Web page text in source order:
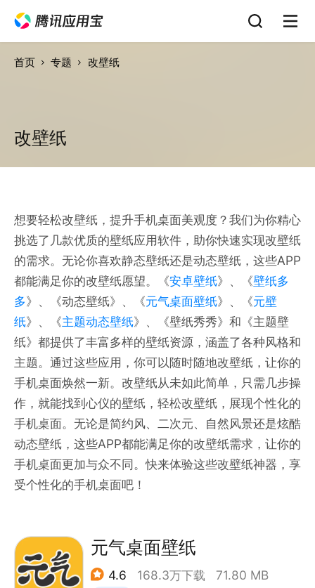
首页 专题 改壁纸
改壁纸
想要轻松改壁纸，提升手机桌面美观度？我们为你精心
挑选了几款优质的壁纸应用软件，助你快速实现改壁纸
的需求。无论你喜欢静态壁纸还是动态壁纸，这些APP
都能满足你的改壁纸愿望。《安卓壁纸》、《壁纸多
多》、《动态壁纸》、《元气桌面壁纸》、《元壁
纸》、《主题动态壁纸》、《壁纸秀秀》和《主题壁
纸》都提供了丰富多样的壁纸资源，涵盖了各种风格和
主题。通过这些应用，你可以随时随地改壁纸，让你的
手机桌面焕然一新。改壁纸从未如此简单，只需几步操
作，就能找到心仪的壁纸，轻松改壁纸，展现个性化的
手机桌面。无论是简约风、二次元、自然风景还是炫酷
动态壁纸，这些APP都能满足你的改壁纸需求，让你的
手机桌面更加与众不同。快来体验这些改壁纸神器，享
受个性化的手机桌面吧！
元气桌面壁纸
4.6 168.3万下载 71.80 MB